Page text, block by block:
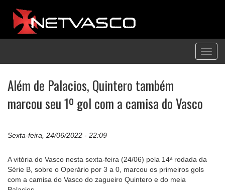
Além de Palacios, Quintero também
marcou seu 1º gol com a camisa do Vasco
Sexta-feira, 24/06/2022 - 22:09
A vitória do Vasco nesta sexta-feira (24/06) pela 14ª rodada da
Série B, sobre o Operário por 3 a 0, marcou os primeiros gols
com a camisa do Vasco do zagueiro Quintero e do meia